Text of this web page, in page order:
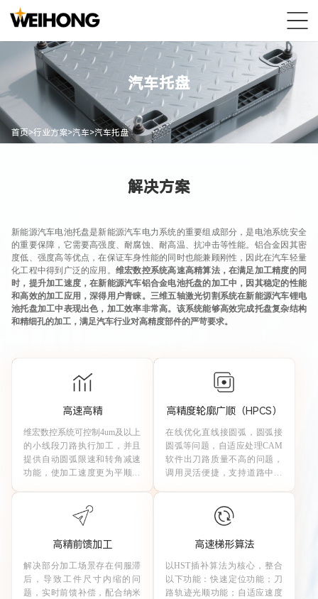
汽车托盘
首页>行业方案>汽车>汽车托盘
解决方案
新能源汽车电池托盘是新能源汽车电力系统的重要组成部分，是电池系统安全
的重要保障，它需要高强度、耐腐蚀、耐高温、抗冲击等性能。铝合金因其密
度低、强度高等优点，在保证车身性能的同时也能兼顾刚性，因此在汽车轻量
化工程中得到广泛的应用。 维宏数控系统高速高精算法，在满足加工精度的同
时，提升加工速度，在新能源汽车铝合金电池托盘的加工中，因其稳定的性能
和高效的加工应用，深得用户青睐。三维五轴激光切割系统在新能源汽车锂电
池托盘加工中表现出色，加工效率非常高。该系统能够高效完成托盘复杂结构
和精细孔的加工，满足汽车行业对高精度部件的严苛要求。
高速高精
维宏数控系统可控制4um及以上
的小线段刀路执行加工，并且
提供自动圆弧限速和转角减速
功能，使加工速度更为平顺，
高精度轮廓广顺（HPCS）
在线优化直线接圆弧，圆弧接
圆弧等问题，自适应处理CAM
软件出刀路质量不高的问题，
调用灵活便捷，支持道路中插
高精前馈加工
解决部分加工场景存在伺服滞
后，导致工件尺寸内缩的问
题，实时前馈补偿，配合纳米
高速梯形算法
以HST插补算法为核心，整合
以下功能：快速定位功能； 刀
路轨迹光顺功能； 自适应速度